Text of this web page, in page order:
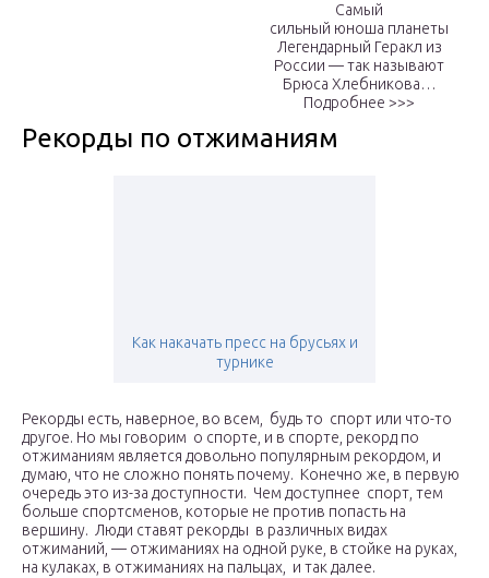
Самый
сильный юноша планеты
Легендарный Геракл из
России — так называют
Брюса Хлебникова…
Подробнее >>>
Рекорды по отжиманиям
Как накачать пресс на брусьях и
турнике
Рекорды есть, наверное, во всем, будь то спорт или что-то
другое. Но мы говорим о спорте, и в спорте, рекорд по
отжиманиям является довольно популярным рекордом, и
думаю, что не сложно понять почему. Конечно же, в первую
очередь это из-за доступности. Чем доступнее спорт, тем
больше спортсменов, которые не против попасть на
вершину. Люди ставят рекорды в различных видах
отжиманий, — отжиманиях на одной руке, в стойке на руках,
на кулаках, в отжиманиях на пальцах, и так далее.